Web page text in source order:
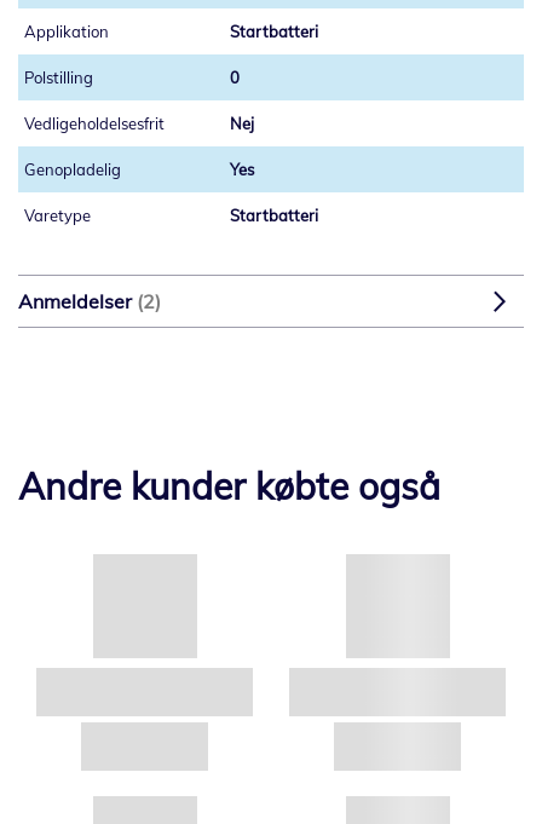
Startbatteri
0
Nej
Yes
Startbatteri
Anmeldelser 2
Andre kunder købte også